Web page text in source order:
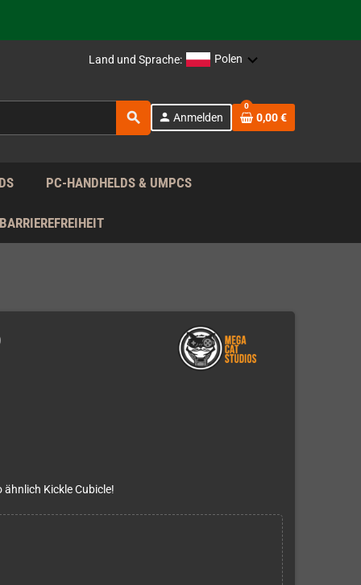
Land und Sprache: Polen
search person Anmelden
0
0,00 €
PC-HANDHELDS & UMPCS
Kickle Cubicle!